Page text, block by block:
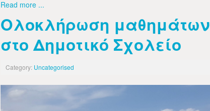
Read more ...
Ολοκλήρωση μαθημάτων
στο Δημοτικό Σχολείο
Category: Uncategorised